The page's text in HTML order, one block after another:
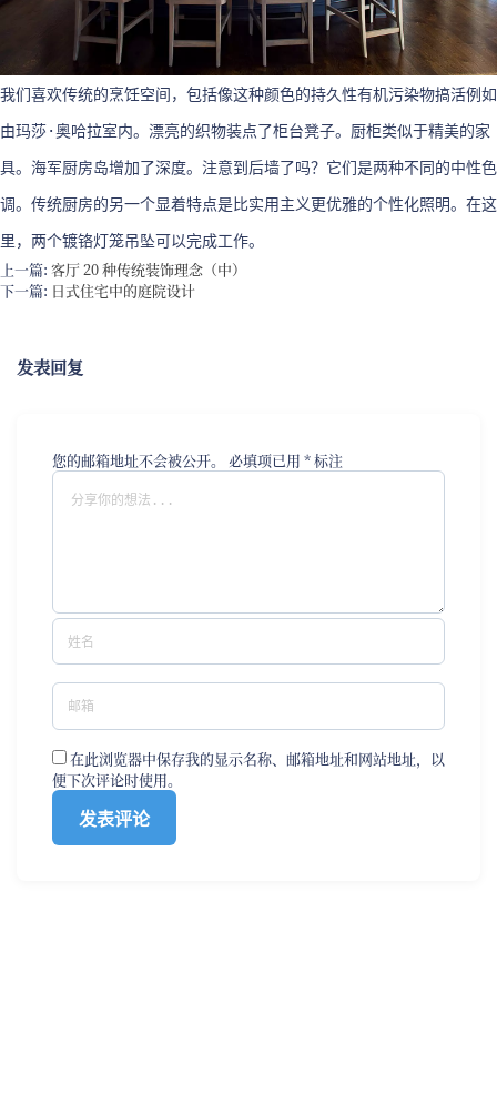
我们喜欢传统的烹饪空间，包括像这种颜色的持久性有机污染物搞活例如
由玛莎·奥哈拉室内。漂亮的织物装点了柜台凳子。厨柜类似于精美的家
具。海军厨房岛增加了深度。注意到后墙了吗？它们是两种不同的中性色
调。传统厨房的另一个显着特点是比实用主义更优雅的个性化照明。在这
里，两个镀铬灯笼吊坠可以完成工作。
上一篇: 客厅 20 种传统装饰理念（中）
下一篇: 日式住宅中的庭院设计
发表回复
您的邮箱地址不会被公开。 必填项已用 *标注
在此浏览器中保存我的显示名称、邮箱地址和网站地址，以
便下次评论时使用。